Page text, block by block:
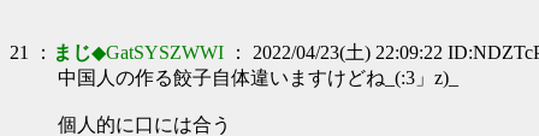
21 ： まじ◆GatSYSZWWI ： 2022/04/23(土) 22:09:22
中国人の作る餃子自体違いますけどね_(:3」z)_
個人的に口には合う